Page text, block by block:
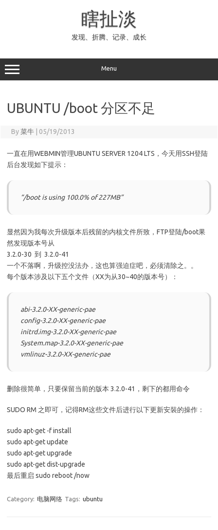
瞎扯淡
发现、折腾、记录、成长
Menu
UBUNTU /boot 分区不足
By菜牛 05/19/2013
一直在用WEBMIN管理UBUNTU SERVER 1204 LTS，今天用SSH登陆
后台发现如下提示：
“/boot is using 100.0% of 227MB”
显然因为我每次升级版本后残留的内核文件所致，FTP登陆/boot果
然发现版本号从
3.2.0-30 到 3.2.0-41
一个不落啊，升级控没法办，这也算强迫症吧，必须清除之。。
每个版本涉及以下五个文件（XX为从30~40的版本号）：
abi-3.2.0-XX-generic-pae
config-3.2.0-XX-generic-pae
initrd.img-3.2.0-XX-generic-pae
System.map-3.2.0-XX-generic-pae
vmlinuz-3.2.0-XX-generic-pae
删除很简单，只要保留当前的版本 3.2.0-41，剩下的都用命令
SUDO RM 之即可，记得RM这些文件后进行以下更新安裝的操作：
sudo apt-get -f install
sudo apt-get update
sudo apt-get upgrade
sudo apt-get dist-upgrade
最后重启 sudo reboot /now
Category: 电脑网络 Tags: ubuntu